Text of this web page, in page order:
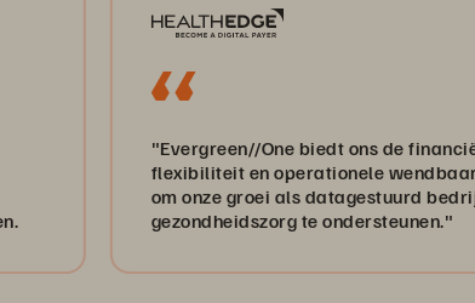
"Evergreen//One biedt ons de financiële
flexibiliteit en operationele wendbaarheid
om onze groei als datagestuurd bedrijf in de
gezondheidszorg te ondersteunen."